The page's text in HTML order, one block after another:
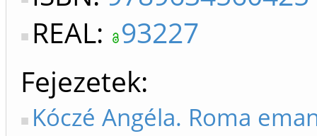
REAL: 93227
Fejezetek
Kóczé Angéla. Roma